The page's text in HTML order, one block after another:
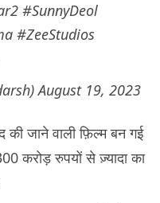
#SunnyDeol
#ZeeStudios
August 19, 2023
जाने वाली फ़िल्म बन गई
करोड़ रुपयों से ज़्यादा का